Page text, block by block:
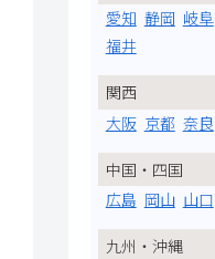
愛知 静岡 岐阜
福井
関西
大阪 京都 奈良
中国・四国
広島 岡山 山口
九州・沖縄